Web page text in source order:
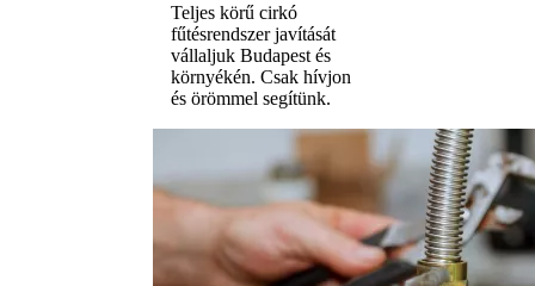
Teljes körű cirkó
fűtésrendszer javítását
vállaljuk Budapest és
környékén. Csak hívjon
és örömmel segítünk.